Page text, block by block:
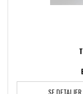
SE DETALJER